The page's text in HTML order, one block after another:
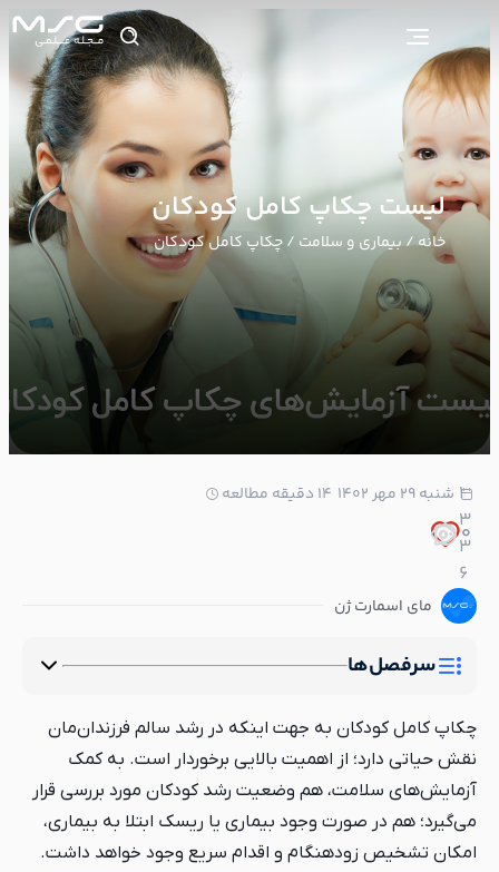
لیست چکاپ کامل کودکان
خانه/بیماری و سلامت / چکاپ کامل کودکان
شنبه ۲۹ مهر ۱۴۰۲ 14 دقیقه مطالعه
0
0
1
3
3
6
مای اسمارت ژن
سرفصل‌ها
چکاپ کامل کودکان به جهت اینکه در رشد سالم فرزندان‌مان
نقش حیاتی دارد؛ از اهمیت بالایی برخوردار است. به کمک
آزمایش‌های سلامت، هم وضعیت رشد کودکان مورد بررسی قرار
می‌گیرد؛ هم در صورت وجود بیماری یا ریسک ابتلا به بیماری،
امکان تشخیص زودهنگام و اقدام سریع وجود خواهد داشت.